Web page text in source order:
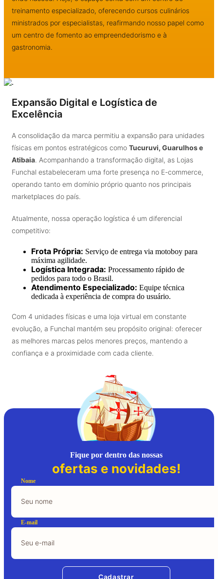
treinamento especializado, oferecendo cursos culinários
ministrados por especialistas, reafirmando nosso papel como
um centro de fomento ao empreendedorismo e à
gastronomia.
Expansão Digital e Logística de
Excelência
A consolidação da marca permitiu a expansão para unidades
físicas em pontos estratégicos como Tucuruvi, Guarulhos e
Atibaia. Acompanhando a transformação digital, as Lojas
Funchal estabeleceram uma forte presença no E-commerce,
operando tanto em domínio próprio quanto nos principais
marketplaces do país.
Atualmente, nossa operação logística é um diferencial
competitivo:
Frota Própria: Serviço de entrega via motoboy para
máxima agilidade.
Logística Integrada: Processamento rápido de
pedidos para todo o Brasil.
Atendimento Especializado: Equipe técnica
dedicada à experiência de compra do usuário.
Com 4 unidades físicas e uma loja virtual em constante
evolução, a Funchal mantém seu propósito original: oferecer
as melhores marcas pelos menores preços, mantendo a
confiança e a proximidade com cada cliente.
Fique por dentro das nossas
ofertas e novidades!
Nome
E-mail
Cadastrar